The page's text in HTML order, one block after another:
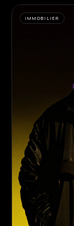
IMMOBILIER